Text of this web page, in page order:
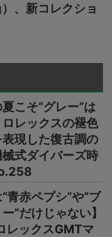
、新コレクショ
夏こそ“グレー”は
レックスの褪色
現した復古調の
械式ダイバーズ時
“青赤ペプシ”や“ブ
”だけじゃない】
レックスGMTマ